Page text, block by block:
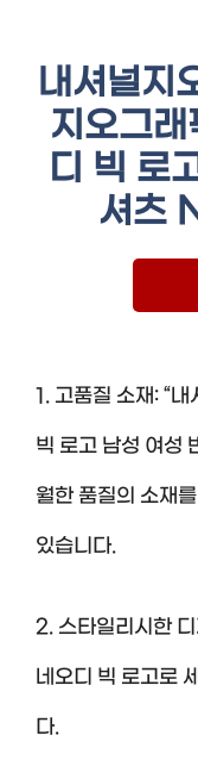
내셔널지
지오그
디 빅 로
셔츠
1. 고품질 소재: “
빅 로고 남성 여
월한 품질의 소재
있습니다.
2. 스타일리시한
네오디 빅 로고로
다.